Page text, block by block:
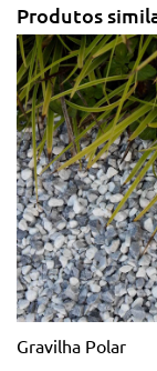
Produtos
Gravilha Polar